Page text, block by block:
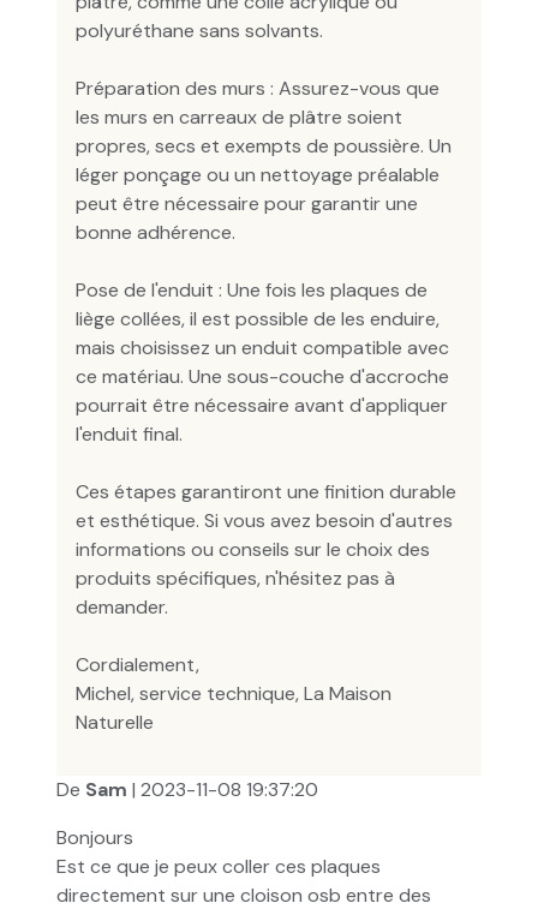
polyuréthane sans solvants.
Préparation des murs : Assurez-vous que
les murs en carreaux de plâtre soient
propres, secs et exempts de poussière. Un
léger ponçage ou un nettoyage préalable
peut être nécessaire pour garantir une
bonne adhérence.
Pose de l'enduit : Une fois les plaques de
liège collées, il est possible de les enduire,
mais choisissez un enduit compatible avec
ce matériau. Une sous-couche d'accroche
pourrait être nécessaire avant d'appliquer
l'enduit final.
Ces étapes garantiront une finition durable
et esthétique. Si vous avez besoin d'autres
informations ou conseils sur le choix des
produits spécifiques, n'hésitez pas à
demander.
Cordialement,
Michel, service technique, La Maison
Naturelle
De Sam | 2023-11-08 19:37:20
Bonjours
Est ce que je peux coller ces plaques
directement sur une cloison osb entre des